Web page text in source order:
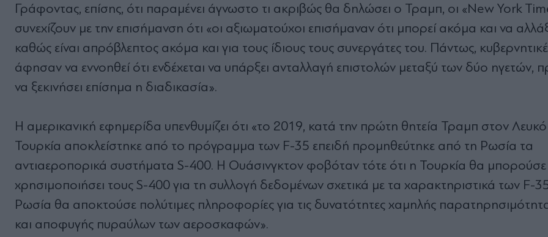
Γράφοντας, επίσης, ότι παραμένει άγνωστο τι ακριβώς θα δηλώσει ο Τραμπ, οι «New York
συνεχίζουν με την επισήμανση ότι «οι αξιωματούχοι επισήμαναν ότι μπορεί ακόμα και να
καθώς είναι απρόβλεπτος ακόμα και για τους ίδιους τους συνεργάτες του. Πάντως,
άφησαν να εννοηθεί ότι ενδέχεται να υπάρξει ανταλλαγή επιστολών μεταξύ των δύο ηγετών,
να ξεκινήσει επίσημα η διαδικασία».
Η αμερικανική εφημερίδα υπενθυμίζει ότι «το 2019, κατά την πρώτη θητεία Τραμπ στον
Τουρκία αποκλείστηκε από το πρόγραμμα των F-35 επειδή προμηθεύτηκε από τη Ρωσία τα
αντιαεροπορικά συστήματα S-400. Η Ουάσινγκτον φοβόταν τότε ότι η Τουρκία θα
χρησιμοποιήσει τους S-400 για τη συλλογή δεδομένων σχετικά με τα χαρακτηριστικά των F-
Ρωσία θα αποκτούσε πολύτιμες πληροφορίες για τις δυνατότητες χαμηλής
και αποφυγής πυραύλων των αεροσκαφών».